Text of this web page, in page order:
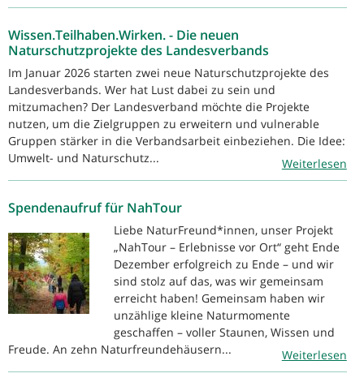
Wissen.Teilhaben.Wirken. - Die neuen
Naturschutzprojekte des Landesverbands
Im Januar 2026 starten zwei neue Naturschutzprojekte des
Landesverbands. Wer hat Lust dabei zu sein und
mitzumachen? Der Landesverband möchte die Projekte
nutzen, um die Zielgruppen zu erweitern und vulnerable
Gruppen stärker in die Verbandsarbeit einbeziehen. Die Idee:
Umwelt- und Naturschutz...
Weiterlesen
Spendenaufruf für NahTour
Liebe NaturFreund*innen, unser Projekt
„NahTour – Erlebnisse vor Ort“ geht Ende
Dezember erfolgreich zu Ende – und wir
sind stolz auf das, was wir gemeinsam
erreicht haben! Gemeinsam haben wir
unzählige kleine Naturmomente
geschaffen – voller Staunen, Wissen und
Freude. An zehn Naturfreundehäusern...
Weiterlesen